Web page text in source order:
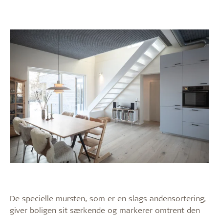
De specielle mursten, som er en slags andensortering,
giver boligen sit særkende og markerer omtrent den